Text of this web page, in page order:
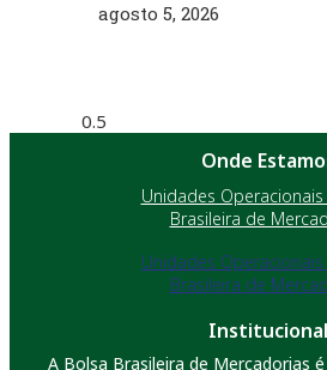
agosto 5, 2026
Onde
Unidades
Brasileira de
Unidades
Brasileira de
Institucional
A Bolsa Brasileira de Mercadorias